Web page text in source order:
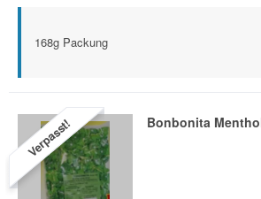
168g Packung
Verpasst! Bonbonita